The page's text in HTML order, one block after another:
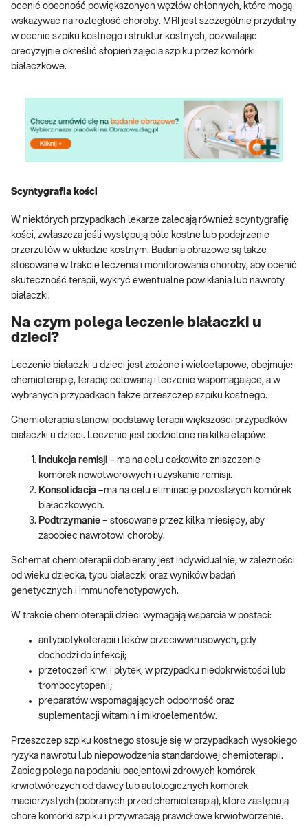
ocenić obecność powiększonych węzłów chłonnych, które mogą
wskazywać na rozległość choroby. MRI jest szczególnie przydatny
w ocenie szpiku kostnego i struktur kostnych, pozwalając
precyzyjnie określić stopień zajęcia szpiku przez komórki
białaczkowe.
Scyntygrafia kości
W niektórych przypadkach lekarze zalecają również scyntygrafię
kości, zwłaszcza jeśli występują bóle kostne lub podejrzenie
przerzutów w układzie kostnym. Badania obrazowe są także
stosowane w trakcie leczenia i monitorowania choroby, aby ocenić
skuteczność terapii, wykryć ewentualne powikłania lub nawroty
białaczki.
Na czym polega leczenie białaczki u
dzieci?
Leczenie białaczki u dzieci jest złożone i wieloetapowe, obejmuje:
chemioterapię, terapię celowaną i leczenie wspomagające, a w
wybranych przypadkach także przeszczep szpiku kostnego.
Chemioterapia stanowi podstawę terapii większości przypadków
białaczki u dzieci. Leczenie jest podzielone na kilka etapów:
Indukcja remisji – ma na celu całkowite zniszczenie
komórek nowotworowych i uzyskanie remisji.
Konsolidacja –ma na celu eliminację pozostałych komórek
białaczkowych.
Podtrzymanie – stosowane przez kilka miesięcy, aby
zapobiec nawrotowi choroby.
Schemat chemioterapii dobierany jest indywidualnie, w zależności
od wieku dziecka, typu białaczki oraz wyników badań
genetycznych i immunofenotypowych.
W trakcie chemioterapii dzieci wymagają wsparcia w postaci:
antybiotykoterapii i leków przeciwwirusowych, gdy
dochodzi do infekcji;
przetoczeń krwi i płytek, w przypadku niedokrwistości lub
trombocytopenii;
preparatów wspomagających odporność oraz
suplementacji witamin i mikroelementów.
Przeszczep szpiku kostnego stosuje się w przypadkach wysokiego
ryzyka nawrotu lub niepowodzenia standardowej chemioterapii.
Zabieg polega na podaniu pacjentowi zdrowych komórek
krwiotwórczych od dawcy lub autologicznych komórek
macierzystych (pobranych przed chemioterapią), które zastępują
chore komórki szpiku i przywracają prawidłowe krwiotworzenie.